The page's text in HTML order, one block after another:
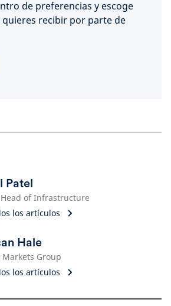
de preferencias y escoge
recibir por parte de
Patel
of Infrastructure
los artículos
Hale
Markets Group
los artículos